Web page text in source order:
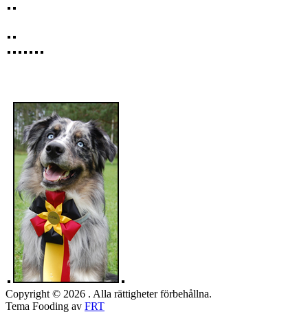
Copyright © 2026 . Alla rättigheter förbehållna.
Tema Fooding av FRT